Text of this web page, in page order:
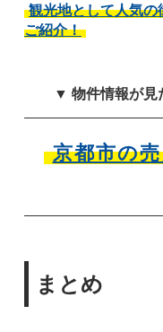
観光地として人気の
ご紹介！
▼ 物件情報が見
京都市の
まとめ